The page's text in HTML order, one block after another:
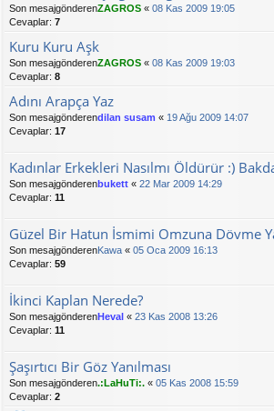
Son mesajgönderenZAGROS « 08 Kas 2009 19:05
Cevaplar: 7
Kuru Kuru Aşk
Son mesajgönderenZAGROS « 08 Kas 2009 19:03
Cevaplar: 8
Adını Arapça Yaz
Son mesajgönderendilan susam « 19 Ağu 2009 14:07
Cevaplar: 17
Kadınlar Erkekleri Nasılmı Öldürür :)
Son mesajgönderenbukett « 22 Mar 2009 14:29
Cevaplar: 11
Güzel Bir Hatun İsmimi Omzuna Dövme
Son mesajgönderenKawa « 05 Oca 2009 16:13
Cevaplar: 59
İkinci Kaplan Nerede?
Son mesajgönderenHeval « 23 Kas 2008 13:26
Cevaplar: 11
Şaşırtıcı Bir Göz Yanılması
Son mesajgönderen.:LaHuTi:. « 05 Kas 2008 15:59
Cevaplar: 2